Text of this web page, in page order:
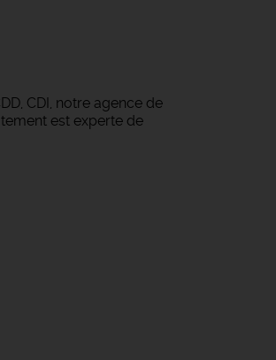
CDI, notre agence de
est experte de